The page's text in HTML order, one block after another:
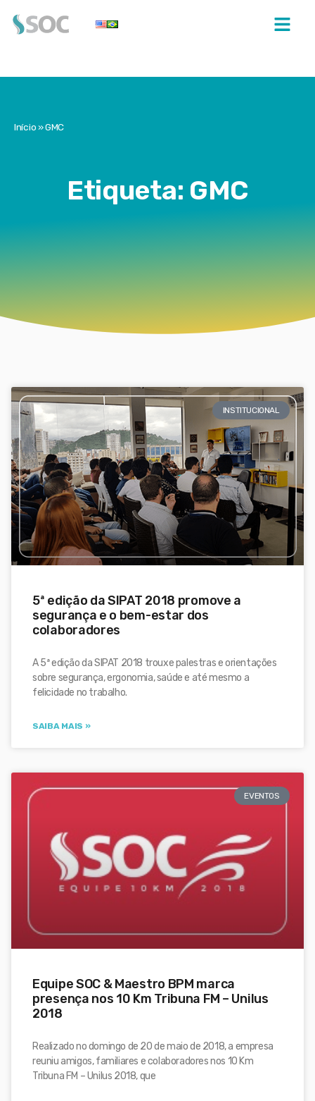
Início»GMC
Etiqueta: GMC
INSTITUCIONAL
5ª edição da SIPAT 2018 promove a
segurança e o bem-estar dos
colaboradores
A 5ª edição da SIPAT 2018 trouxe palestras e orientações
sobre segurança, ergonomia, saúde e até mesmo a
felicidade no trabalho.
SAIBA MAIS »
EVENTOS
Equipe SOC & Maestro BPM marca
presença nos 10 Km Tribuna FM – Unilus
2018
Realizado no domingo de 20 de maio de 2018, a empresa
reuniu amigos, familiares e colaboradores nos 10 Km
Tribuna FM – Unilus 2018, que